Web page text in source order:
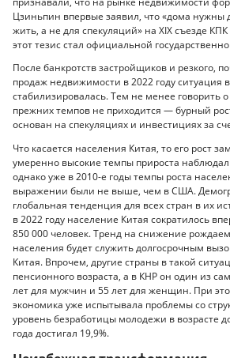
Цзиньпин впервые заявил, что «дома нужны
жить, а не для спекуляций» на XIX съезде КПК
этот тезис стал официальной
После банкротств застройщиков и резкого,
продаж недвижимости в 2022 году ситуация
стабилизировалась. Тем не менее говорить
прежних темпов не приходится — бурный
основан на спекуляциях и инвестициях за
Что касается населения Китая, то его рост
умеренно высокие темпы прироста
однако уже в 2010-е годы темпы роста
выражении были не выше, чем в США.
глобальная тенденция для всех стран в их
в 2022 году население Китая сократилось
850 000 человек. Тренд на снижение
населения будет служить долгосрочным
Китая. Впрочем, другие страны в такой
пенсионного возраста, а в КНР он один из
лет для мужчин и 55 лет для женщин. При
экономика уже испытывала проблемы со
уровень безработицы молодежи в возрасте
года достигал 19,9%.